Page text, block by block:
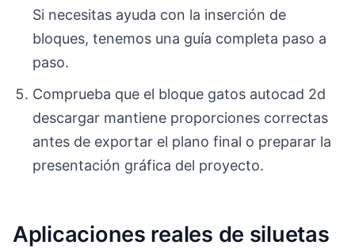
Si necesitas ayuda con la inserción de
bloques, tenemos una guía completa paso a
paso.
Comprueba que el bloque gatos autocad 2d
descargar mantiene proporciones correctas
antes de exportar el plano final o preparar la
presentación gráfica del proyecto.
Aplicaciones reales de siluetas